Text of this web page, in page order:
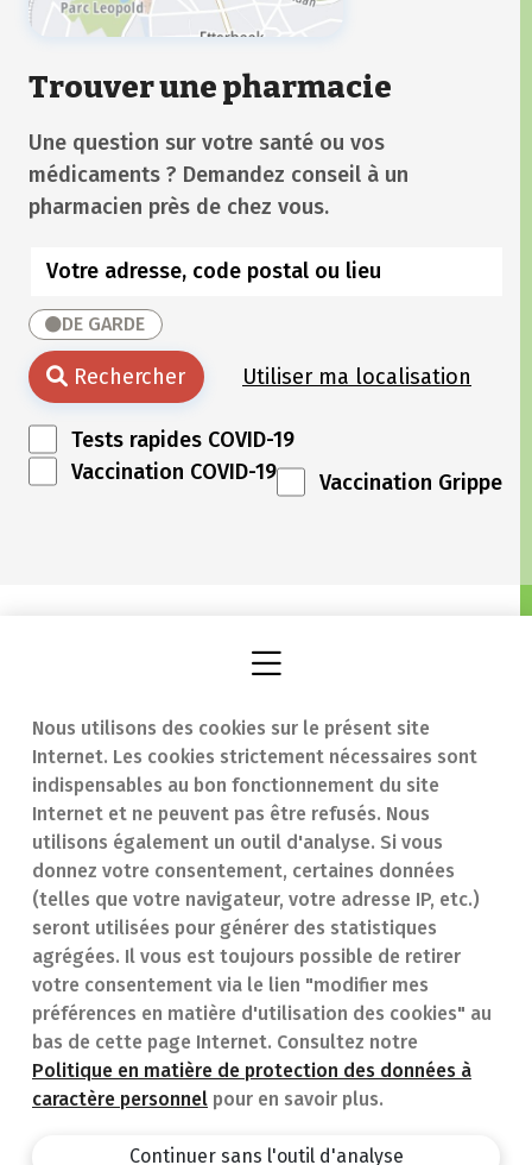
Nous utilisons des cookies sur le présent site
Internet. Les cookies strictement nécessaires sont
indispensables au bon fonctionnement du site
Internet et ne peuvent pas être refusés. Nous
utilisons également un outil d'analyse. Si vous
donnez votre consentement, certaines données
(telles que votre navigateur, votre adresse IP, etc.)
seront utilisées pour générer des statistiques
agrégées. Il vous est toujours possible de retirer
votre consentement via le lien "modifier mes
préférences en matière d'utilisation des cookies" au
bas de cette page Internet. Consultez notre
Politique en matière de protection des données à
caractère personnel pour en savoir plus.
Continuer sans l'outil d'analyse
Trouver une pharmacie
Une question sur votre santé ou vos
médicaments ? Demandez conseil à un
pharmacien près de chez vous.
DE GARDE
Rechercher Utiliser ma localisation
Tests rapides COVID-19
Vaccination COVID-19
Vaccination Grippe
Trouver une
pharmacie
Notre expertise
Maladies
Médicaments
En cas d'urgence
Contact
Questions
fréquentes (FAQ)
Pharmacie.be Privacy policy